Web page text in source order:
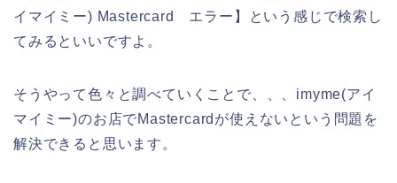
イマイミー) Mastercard エラー】という感じで検索し
てみるといいですよ。
そうやって色々と調べていくことで、、、imyme(アイ
マイミー)のお店でMastercardが使えないという問題を
解決できると思います。